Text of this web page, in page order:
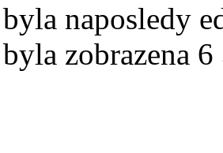
naposledy
zobrazena